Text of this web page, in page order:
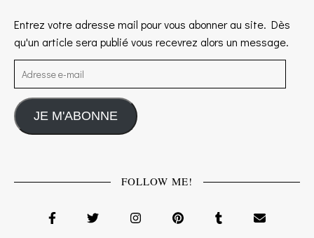
Entrez votre adresse mail pour vous abonner au site. Dès
qu'un article sera publié vous recevrez alors un message.
Adresse e-mail
JE M'ABONNE
FOLLOW ME!